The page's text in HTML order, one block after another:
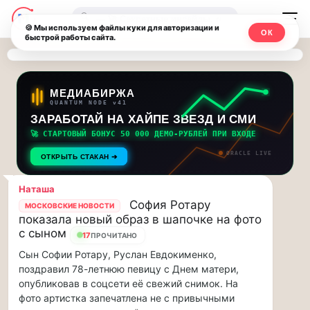
Последние
новости
и
обновления
потока:
Друзья,
приглашаем
на
музыкальную
прогулку
по
Москве
Чайковского!…
Друзья,
приглашаем
на
музыкальную
Москвичи.net
—
Главный
столичный
чат-
мессенджер,
новости
и
инсайды
Москвы
🔍
МЕДИАБИРЖА
QUANTUM NODE v41
ЗАРАБОТАЙ НА ХАЙПЕ ЗВЕЗД И СМИ
🚀 СТАРТОВЫЙ БОНУС 50 000 ДЕМО-РУБЛЕЙ ПРИ ВХОДЕ
ОТКРЫТЬ СТАКАН ➔ ORACLE LIVE
Наташа
МОСКОВСКИЕ НОВОСТИ
София Ротару
показала новый образ в шапочке на фото
с сыном
17ПРОЧИТАНО
Сын Софии Ротару, Руслан Евдокименко,
поздравил 78-летнюю певицу с Днем матери,
опубликовав в соцсети её свежий снимок. На
фото артистка запечатлена не с привычными
🍪 Мы используем файлы куки для авторизации и
быстрой работы сайта.
ОК